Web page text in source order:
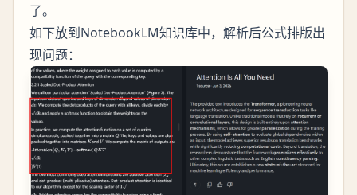
了。
如下放到NotebookLM知识库中，解析后公式排版出
现问题：